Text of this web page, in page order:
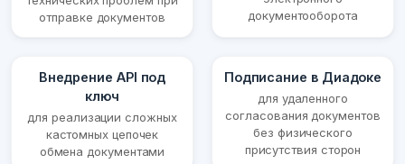
отправке документов
документооборота
Внедрение API под
ключ
для реализации сложных
кастомных цепочек
обмена документами
Подписание в Диадоке
для удаленного
согласования документов
без физического
присутствия сторон